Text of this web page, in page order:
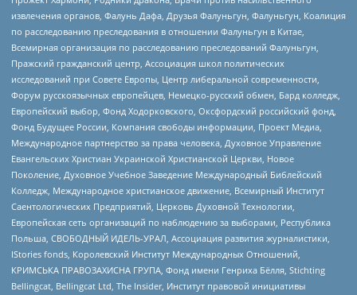
извлечения органов, Фалунь Дафа, Друзья Фалуньгун, Фалуньгун, Коалиция
по расследованию преследования в отношении Фалуньгун в Китае,
Всемирная организация по расследованию преследований Фалуньгун,
Пражский гражданский центр, Ассоциация школ политических
исследований при Совете Европы, Центр либеральной современности,
Форум русскоязычных европейцев, Немецко-русский обмен, Бард колледж,
Европейский выбор, Фонд Ходорковского, Оксфордский российский фонд,
Фонд Будущее России, Компания свободы информации, Проект Медиа,
Международное партнерство за права человека, Духовное Управление
Евангельских Христиан Украинской Христианской Церкви, Новое
Поколение, Духовное Учебное Заведение Международный Библейский
Колледж, Международное христианское движение, Всемирный Институт
Саентологических Предприятий, Церковь Духовной Технологии,
Европейская сеть организаций по наблюдению за выборами, Республика
Польша, СВОБОДНЫЙ ИДЕЛЬ-УРАЛ, Ассоциация развития журналистики,
IStories fonds, Королевский Институт Международных Отношений,
КРИМСЬКА ПРАВОЗАХИСНА ГРУПА, Фонд имени Генриха Бёлля, Stichting
Bellingcat, Bellingcat Ltd, The Insider, Институт правовой инициативы